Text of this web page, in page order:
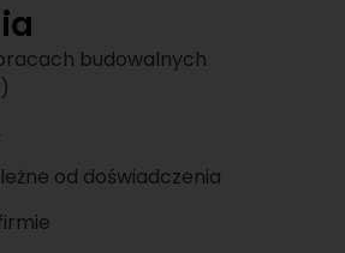
budowalnych
od doświadczenia